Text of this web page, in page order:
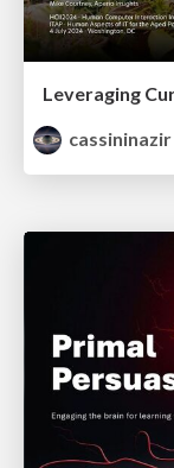
cassininazir